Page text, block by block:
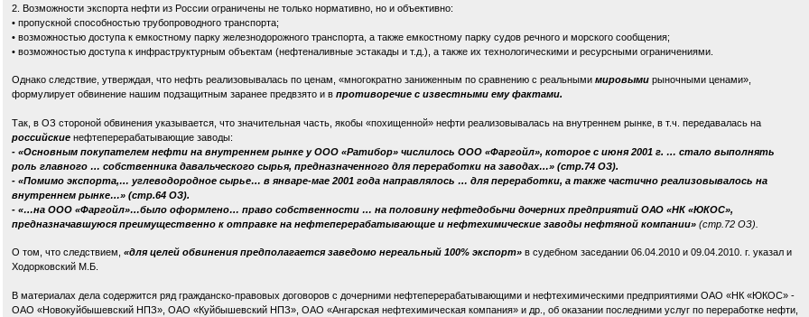
2. Возможности экспорта нефти из России ограничены не только нормативно, но и объективно:
• пропускной способностью трубопроводного транспорта;
• возможностью доступа к емкостному парку железнодорожного транспорта, а также емкостному парку судов речного и морского сообщения;
• возможностью доступа к инфраструктурным объектам (нефтеналивные эстакады и т.д.), а также их технологическими и ресурсными ограничениями.
Однако следствие, утверждая, что нефть реализовывалась по ценам, «многократно заниженным по сравнению с реальными мировыми рыночными ценами»,
формулирует обвинение нашим подзащитным заранее предвзято и в противоречие с известными ему фактами.
Так, в ОЗ стороной обвинения указывается, что значительная часть, якобы «похищенной» нефти реализовывалась на внутреннем рынке, в т.ч. передавалась на
российские нефтеперерабатывающие заводы:
- «Основным покупателем нефти на внутреннем рынке у ООО «Ратибор» числилось ООО «Фаргойл», которое с июня 2001 г. … стало выполнять
роль главного … собственника давальческого сырья, предназначенного для переработки на заводах…» (стр.74 ОЗ).
- «Помимо экспорта,… углеводородное сырье… в январе-мае 2001 года направлялось … для переработки, а также частично реализовывалось на
внутреннем рынке…» (стр.64 ОЗ).
- «…на ООО «Фаргойл»…было оформлено… право собственности … на половину нефтедобычи дочерних предприятий ОАО «НК «ЮКОС»,
предназначавшуюся преимущественно к отправке на нефтеперерабатывающие и нефтехимические заводы нефтяной компании» (стр.72 ОЗ).
О том, что следствием, «для целей обвинения предполагается заведомо нереальный 100% экспорт» в судебном заседании 06.04.2010 и 09.04.2010. г. указал и
Ходорковский М.Б.
В материалах дела содержится ряд гражданско-правовых договоров с дочерними нефтеперерабатывающими и нефтехимическими предприятиями ОАО «НК «ЮКОС» -
ОАО «Новокуйбышевский НПЗ», ОАО «Куйбышевский НПЗ», ОАО «Ангарская нефтехимическая компания» и др., об оказании последними услуг по переработке нефти,